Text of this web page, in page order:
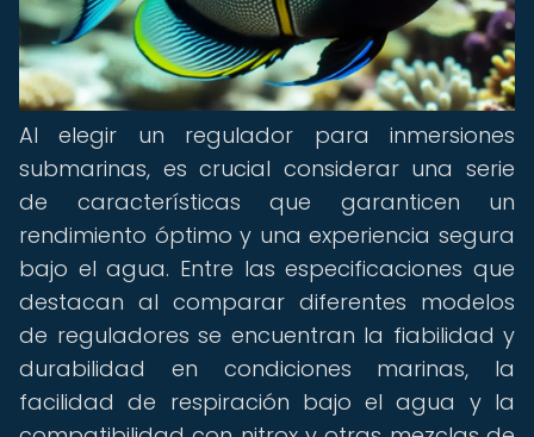
Al elegir un regulador para inmersiones
submarinas, es crucial considerar una serie
de características que garanticen un
rendimiento óptimo y una experiencia segura
bajo el agua. Entre las especificaciones que
destacan al comparar diferentes modelos
de reguladores se encuentran la fiabilidad y
durabilidad en condiciones marinas, la
facilidad de respiración bajo el agua y la